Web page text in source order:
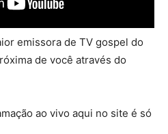
emissora de TV gospel do
de você através do
ao vivo aqui no site é só